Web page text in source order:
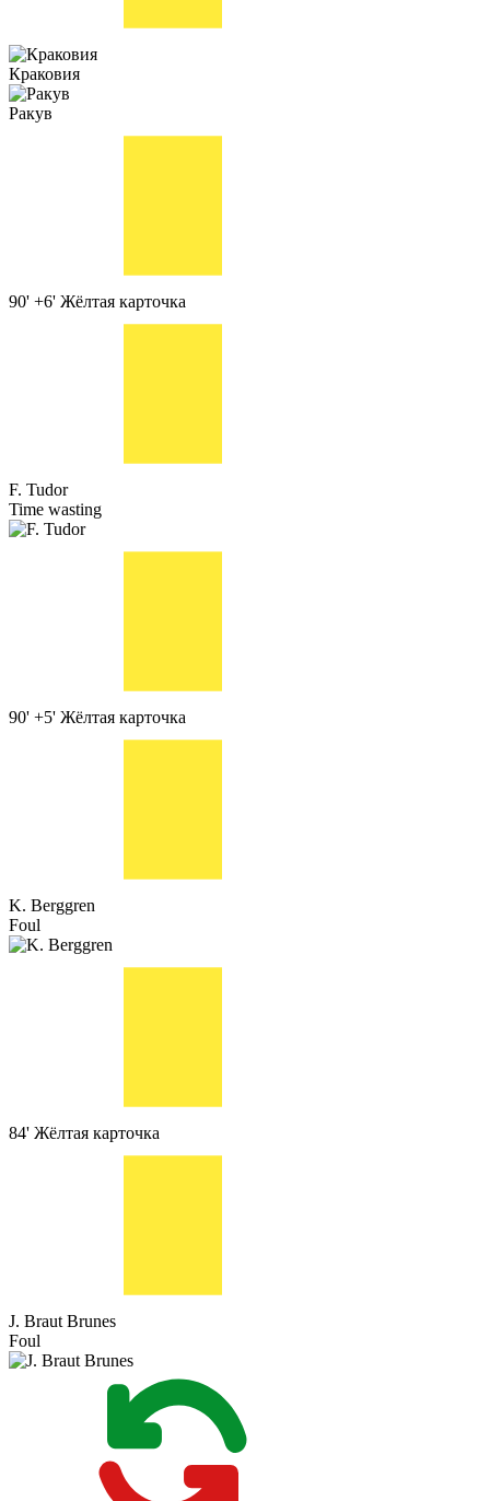
Краковия
Ракув
90' +6' Жёлтая карточка
F. Tudor
Time wasting
90' +5' Жёлтая карточка
K. Berggren
Foul
84' Жёлтая карточка
J. Braut Brunes
Foul